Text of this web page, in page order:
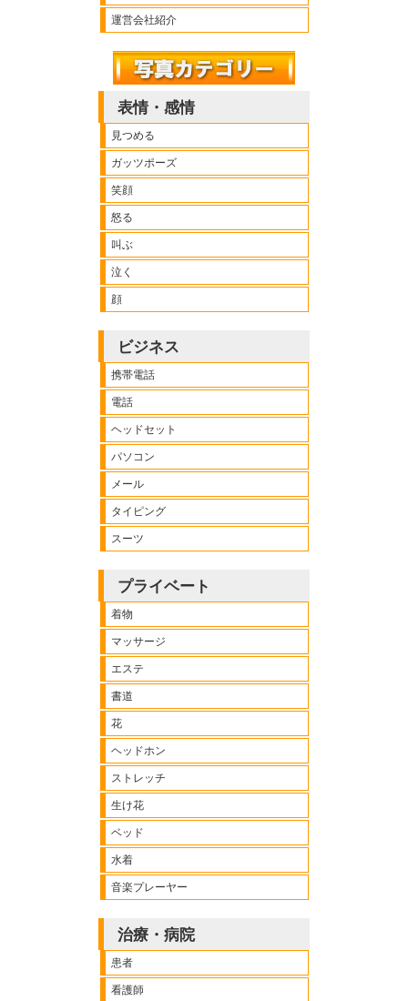
運営会社紹介
表情・感情
見つめる
ガッツポーズ
笑顔
怒る
叫ぶ
泣く
顔
ビジネス
携帯電話
電話
ヘッドセット
パソコン
メール
タイピング
スーツ
プライベート
着物
マッサージ
エステ
書道
花
ヘッドホン
ストレッチ
生け花
ベッド
水着
音楽プレーヤー
治療・病院
患者
看護師